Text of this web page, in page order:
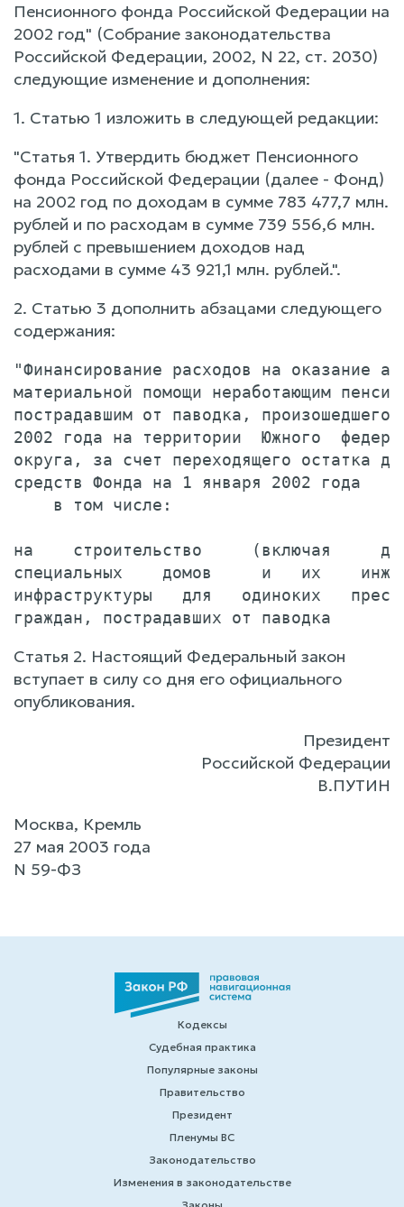
Пенсионного фонда Российской Федерации на
2002 год" (Собрание законодательства
Российской Федерации, 2002, N 22, ст. 2030)
следующие изменение и дополнения:
1. Статью 1 изложить в следующей редакции:
"Статья 1. Утвердить бюджет Пенсионного
фонда Российской Федерации (далее - Фонд)
на 2002 год по доходам в сумме 783 477,7 млн.
рублей и по расходам в сумме 739 556,6 млн.
рублей с превышением доходов над
расходами в сумме 43 921,1 млн. рублей.".
2. Статью 3 дополнить абзацами следующего
содержания:
"Финансирование расходов на оказание
материальной помощи неработающим
пострадавшим от паводка, произошедшего
2002 года на территории  Южного
округа, за счет переходящего остатка
средств Фонда на 1 января 2002
    в том числе:
на    строительство     (включая
специальных    домов     и   их
инфраструктуры   для   одиноких
Статья 2. Настоящий Федеральный закон
вступает в силу со дня его официального
опубликования.
Президент
Российской Федерации
В.ПУТИН
Москва, Кремль
27 мая 2003 года
N 59-ФЗ
Кодексы
Судебная практика
Популярные законы
Правительство
Президент
Пленумы ВС
Законодательство
Изменения в законодательстве